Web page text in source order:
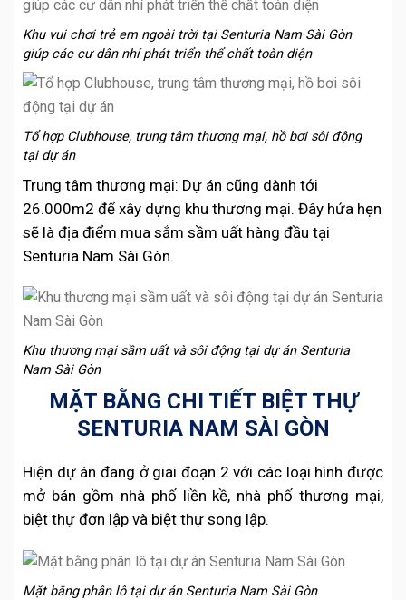
Khu vui chơi trẻ em ngoài trời tại Senturia Nam Sài Gòn
giúp các cư dân nhí phát triển thể chất toàn diện
Tổ hợp Clubhouse, trung tâm thương mại, hồ bơi sôi động
tại dự án
Trung tâm thương mại: Dự án cũng dành tới
26.000m2 để xây dựng khu thương mại. Đây hứa hẹn
sẽ là địa điểm mua sắm sầm uất hàng đầu tại
Senturia Nam Sài Gòn.
Khu thương mại sầm uất và sôi động tại dự án Senturia
Nam Sài Gòn
MẶT BẰNG CHI TIẾT BIỆT THỰ
SENTURIA NAM SÀI GÒN
Hiện dự án đang ở giai đoạn 2 với các loại hình được
mở bán gồm nhà phố liền kề, nhà phố thương mại,
biệt thự đơn lập và biệt thự song lập.
Mặt bằng phân lô tại dự án Senturia Nam Sài Gòn